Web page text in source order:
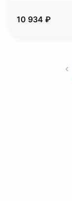
10 934 ₽